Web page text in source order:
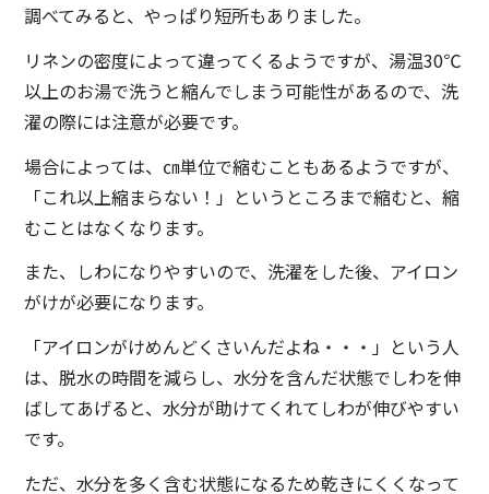
調べてみると、やっぱり短所もありました。
リネンの密度によって違ってくるようですが、湯温30℃
以上のお湯で洗うと縮んでしまう可能性があるので、洗
濯の際には注意が必要です。
場合によっては、㎝単位で縮むこともあるようですが、
「これ以上縮まらない！」というところまで縮むと、縮
むことはなくなります。
また、しわになりやすいので、洗濯をした後、アイロン
がけが必要になります。
「アイロンがけめんどくさいんだよね・・・」という人
は、脱水の時間を減らし、水分を含んだ状態でしわを伸
ばしてあげると、水分が助けてくれてしわが伸びやすい
です。
ただ、水分を多く含む状態になるため乾きにくくなって